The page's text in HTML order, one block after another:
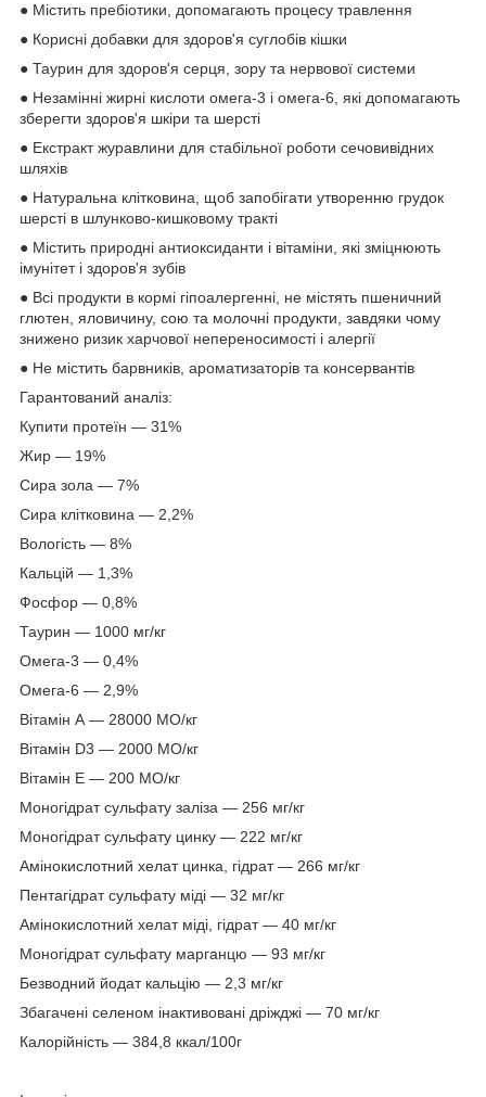
● Містить пребіотики, допомагають процесу травлення
● Корисні добавки для здоров'я суглобів кішки
● Таурин для здоров'я серця, зору та нервової системи
● Незамінні жирні кислоти омега-3 і омега-6, які допомагають
зберегти здоров'я шкіри та шерсті
● Екстракт журавлини для стабільної роботи сечовивідних
шляхів
● Натуральна клітковина, щоб запобігати утворенню грудок
шерсті в шлунково-кишковому тракті
● Містить природні антиоксиданти і вітаміни, які зміцнюють
імунітет і здоров'я зубів
● Всі продукти в кормі гіпоалергенні, не містять пшеничний
глютен, яловичину, сою та молочні продукти, завдяки чому
знижено ризик харчової непереносимості і алергії
● Не містить барвників, ароматизаторів та консервантів
Гарантований аналіз:
Купити протеїн — 31%
Жир — 19%
Сира зола — 7%
Сира клітковина — 2,2%
Вологість — 8%
Кальцій — 1,3%
Фосфор — 0,8%
Таурин — 1000 мг/кг
Омега-3 — 0,4%
Омега-6 — 2,9%
Вітамін А ― 28000 МО/кг
Вітамін D3 — 2000 МО/кг
Вітамін Е ― 200 МО/кг
Моногідрат сульфату заліза — 256 мг/кг
Моногідрат сульфату цинку — 222 мг/кг
Амінокислотний хелат цинка, гідрат — 266 мг/кг
Пентагідрат сульфату міді — 32 мг/кг
Амінокислотний хелат міді, гідрат — 40 мг/кг
Моногідрат сульфату марганцю — 93 мг/кг
Безводний йодат кальцію — 2,3 мг/кг
Збагачені селеном інактивовані дріжджі — 70 мг/кг
Калорійність — 384,8 ккал/100г